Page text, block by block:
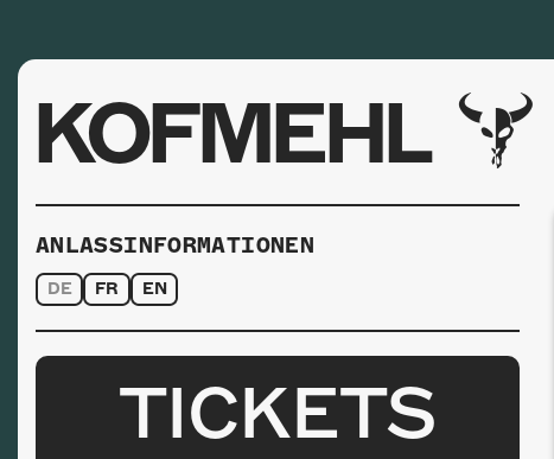
KOFMEHL
ANLASSINFORMATIONEN
DE FR EN
TICKETS